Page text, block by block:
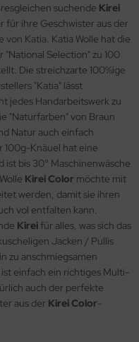
suchende Kirei
für ihre Geschwister aus der
von Katia. Katia Wolle hat die
"National Selection"zu 100
Die streichzarte 100%ige
"Katia" lässt
jedes Handarbeitswerk zu
"Naturfarben" von Braun
Natur auch einfach
Knäuel hat eine
bis 30° Maschinenwäsche
Kirei Color möchte mit
werden, damit sie ihren
vol entfalten kann.
Kireifür alles, was sich das
Jacken / Pullis
zu anschmiegsamen
ist einfach ein richtiges Multi-
auch der perfekte
aus der Kirei Color-